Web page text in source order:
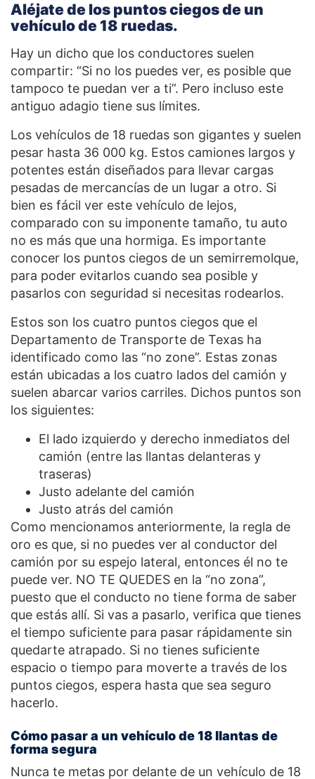
Aléjate de los puntos ciegos de un
vehículo de 18 ruedas.
Hay un dicho que los conductores suelen
compartir: “Si no los puedes ver, es posible que
tampoco te puedan ver a ti”. Pero incluso este
antiguo adagio tiene sus límites.
Los vehículos de 18 ruedas son gigantes y suelen
pesar hasta 36 000 kg. Estos camiones largos y
potentes están diseñados para llevar cargas
pesadas de mercancías de un lugar a otro. Si
bien es fácil ver este vehículo de lejos,
comparado con su imponente tamaño, tu auto
no es más que una hormiga. Es importante
conocer los puntos ciegos de un semirremolque,
para poder evitarlos cuando sea posible y
pasarlos con seguridad si necesitas rodearlos.
Estos son los cuatro puntos ciegos que el
Departamento de Transporte de Texas ha
identificado como las “no zone”. Estas zonas
están ubicadas a los cuatro lados del camión y
suelen abarcar varios carriles. Dichos puntos son
los siguientes:
El lado izquierdo y derecho inmediatos del
camión (entre las llantas delanteras y
traseras)
Justo adelante del camión
Justo atrás del camión
Como mencionamos anteriormente, la regla de
oro es que, si no puedes ver al conductor del
camión por su espejo lateral, entonces él no te
puede ver. NO TE QUEDES en la “no zona”,
puesto que el conducto no tiene forma de saber
que estás allí. Si vas a pasarlo, verifica que tienes
el tiempo suficiente para pasar rápidamente sin
quedarte atrapado. Si no tienes suficiente
espacio o tiempo para moverte a través de los
puntos ciegos, espera hasta que sea seguro
hacerlo.
Cómo pasar a un vehículo de 18 llantas de
forma segura
Nunca te metas por delante de un vehículo de 18